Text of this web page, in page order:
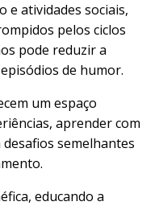
e atividades sociais,
pelos ciclos
pode reduzir a
de humor.
um espaço
aprender com
semelhantes
educando a